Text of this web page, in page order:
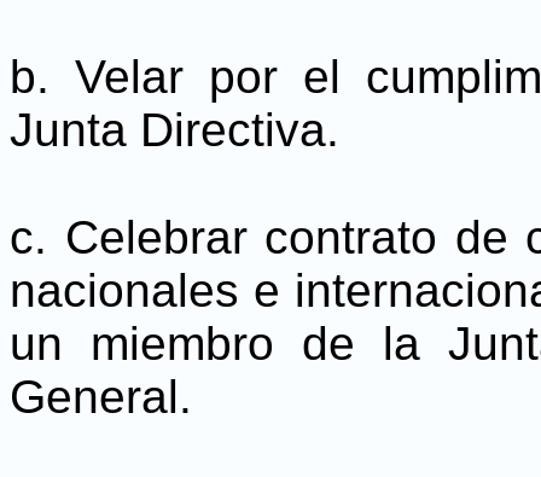
b. Velar por el
Junta Directiva.
c. Celebrar contrato de
nacionales e
un miembro de la
General.